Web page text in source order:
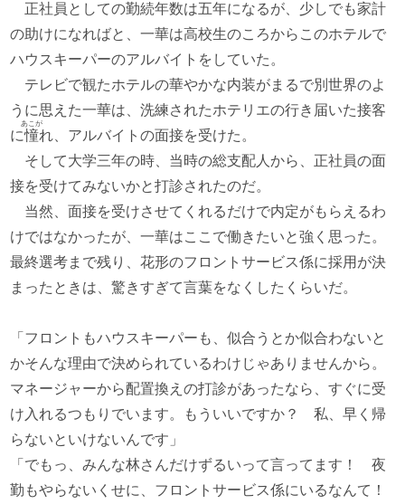
正社員としての勤続年数は五年になるが、少しでも家計
の助けになればと、一華は高校生のころからこのホテルで
ハウスキーパーのアルバイトをしていた。
テレビで観たホテルの華やかな内装がまるで別世界のよ
うに思えた一華は、洗練されたホテリエの行き届いた接客
に憧
あこが
れ、アルバイトの面接を受けた。
そして大学三年の時、当時の総支配人から、正社員の面
接を受けてみないかと打診されたのだ。
当然、面接を受けさせてくれるだけで内定がもらえるわ
けではなかったが、一華はここで働きたいと強く思った。
最終選考まで残り、花形のフロントサービス係に採用が決
まったときは、驚きすぎて言葉をなくしたくらいだ。
「フロントもハウスキーパーも、似合うとか似合わないと
かそんな理由で決められているわけじゃありませんから。
マネージャーから配置換えの打診があったなら、すぐに受
け入れるつもりでいます。もういいですか？ 私、早く帰
らないといけないんです」
「でもっ、みんな林さんだけずるいって言ってます！ 夜
勤もやらないくせに、フロントサービス係にいるなんて！